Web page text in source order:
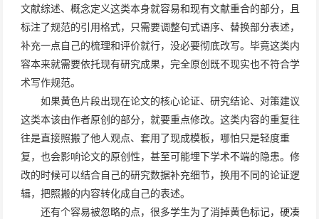
文献综述、概念定义这类本身就容易和现有文献重合的部分，且
标注了规范的引用格式，只需要调整句式语序、替换部分表述，
补充一点自己的梳理和评价就行，没必要彻底改写。毕竟这类内
容本来就需要依托现有研究成果，完全原创既不现实也不符合学
术写作规范。
如果黄色片段出现在论文的核心论证、研究结论、对策建议
这类本该由作者原创的部分，就要重点修改。这类内容的重复往
往是直接照搬了他人观点、套用了现成模板，哪怕只是轻度重
复，也会影响论文的原创性，甚至可能埋下学术不端的隐患。修
改的时候可以结合自己的研究数据补充细节，换用不同的论证逻
辑，把照搬的内容转化成自己的表述。
还有个容易被忽略的点，很多学生为了消掉黄色标记，硬凑